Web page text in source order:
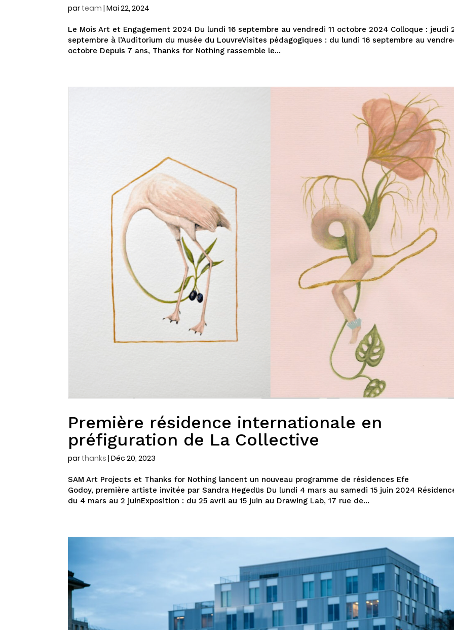
par team |Mai 22, 2024
Le Mois Art et Engagement 2024 Du lundi 16 septembre au vendredi 11 octobre 2024 Colloque : jeudi
septembre à l’Auditorium du musée du LouvreVisites pédagogiques : du lundi 16 septembre au
octobre Depuis 7 ans, Thanks for Nothing rassemble le...
Première résidence internationale en
préfiguration de La Collective
par thanks |Déc 20, 2023
SAM Art Projects et Thanks for Nothing lancent un nouveau programme de résidences Efe
Godoy, première artiste invitée par Sandra Hegedüs Du lundi 4 mars au samedi 15 juin 2024
du 4 mars au 2 juinExposition : du 25 avril au 15 juin au Drawing Lab, 17 rue de...